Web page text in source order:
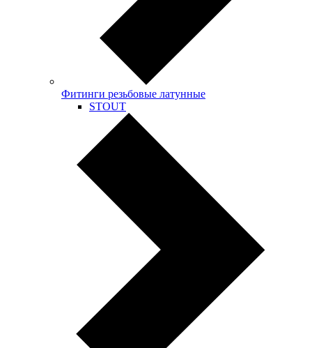
Фитинги резьбовые латунные
STOUT